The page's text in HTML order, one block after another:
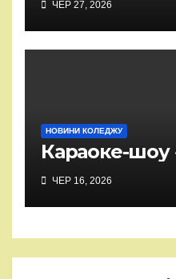
ЧЕР 27, 2026
НОВИНИ КОЛЕДЖУ
Караоке-шоу
ЧЕР 16, 2026